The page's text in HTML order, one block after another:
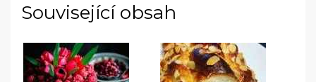
Související obsah